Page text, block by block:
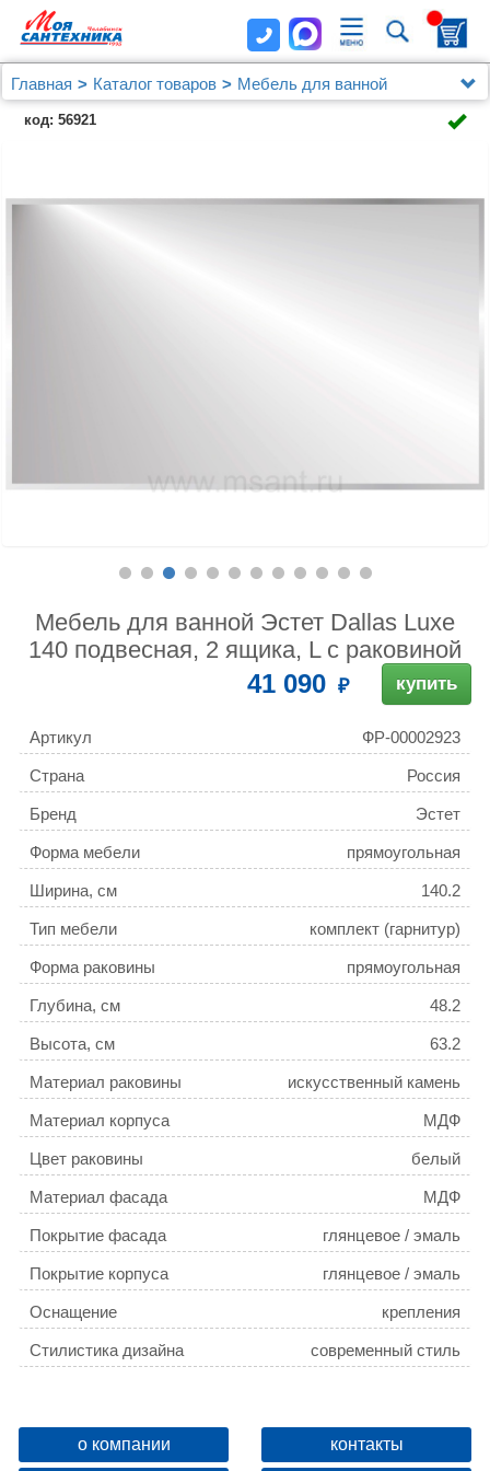
Главная Каталог товаров
Мебель для ванной
Мебель от 120 см.
Мебель для ванной Эстет Dallas Luxe 140
код: 56921
Мебель для ванной Эстет Dallas Luxe
140 подвесная, 2 ящика, L с раковиной
41 090 купить
Артикул ФР-00002923
Страна Россия
Бренд Эстет
Форма мебели прямоугольная
Ширина, см 140.2
Тип мебели комплект (гарнитур)
Форма раковины прямоугольная
Глубина, см 48.2
Высота, см 63.2
Материал раковины искусственный камень
Материал корпуса МДФ
Цвет раковины белый
Материал фасада МДФ
Покрытие фасада глянцевое / эмаль
Покрытие корпуса глянцевое / эмаль
Оснащение крепления
Стилистика дизайна современный стиль
Бельевая корзина нет
Цвет мебели белый
о компании контакты